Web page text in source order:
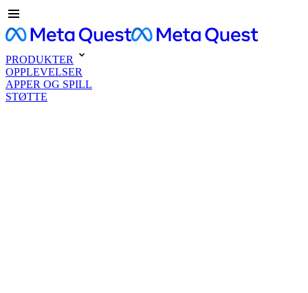
PRODUKTER
OPPLEVELSER
APPER OG SPILL
STØTTE